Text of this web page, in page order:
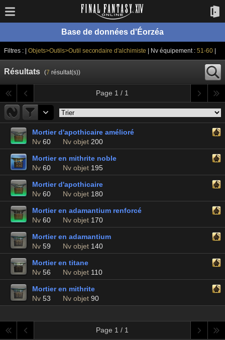
Base de données d'Éorzéa
Filtres : | Objets>Outils>Outil secondaire d'alchimiste | Nv équipement : 51-60|
Résultats (7 résultat(s))
Page 1 / 1
Mortier d'apothicaire amélioré
Nv 60 Nv objet 200
Mortier en mithrite noble
Nv 60 Nv objet 195
Mortier d'apothicaire
Nv 60 Nv objet 180
Mortier en adamantium renforcé
Nv 60 Nv objet 170
Mortier en adamantium
Nv 59 Nv objet 140
Mortier en titane
Nv 56 Nv objet 110
Mortier en mithrite
Nv 53 Nv objet 90
Page 1 / 1